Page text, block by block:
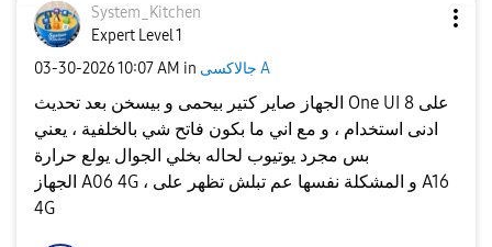
System_Kitchen
Expert Level 1
‎03-30-202610:07 AM in جالاكسى A
الجهاز صاير كتير بيحمى و بيسخن بعد تحديث One UI 8 على
ادنى استخدام ، و مع اني ما بكون فاتح شي بالخلفية ، يعني
بس مجرد يوتيوب لحاله بخلي الجوال يولع حرارة
الجهاز A06 4G ، و المشكلة نفسها عم تبلش تظهر على A16
4G